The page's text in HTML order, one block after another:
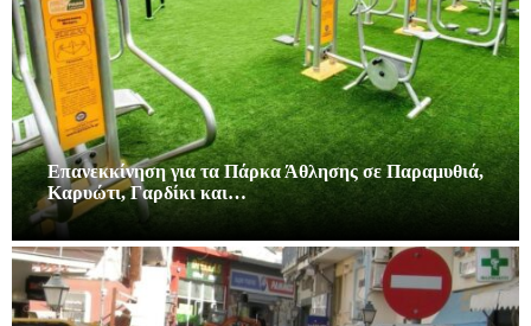
Επανεκκίνηση για τα Πάρκα Άθλησης σε Παραμυθιά,
Καρυώτι, Γαρδίκι και…